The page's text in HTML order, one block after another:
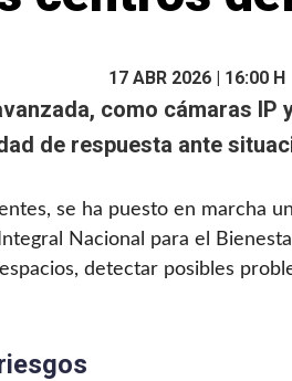
17 ABR 2026 | 16:00 H
como cámaras
de respuesta ante
se ha puesto en marcha
Nacional para el
detectar posibles